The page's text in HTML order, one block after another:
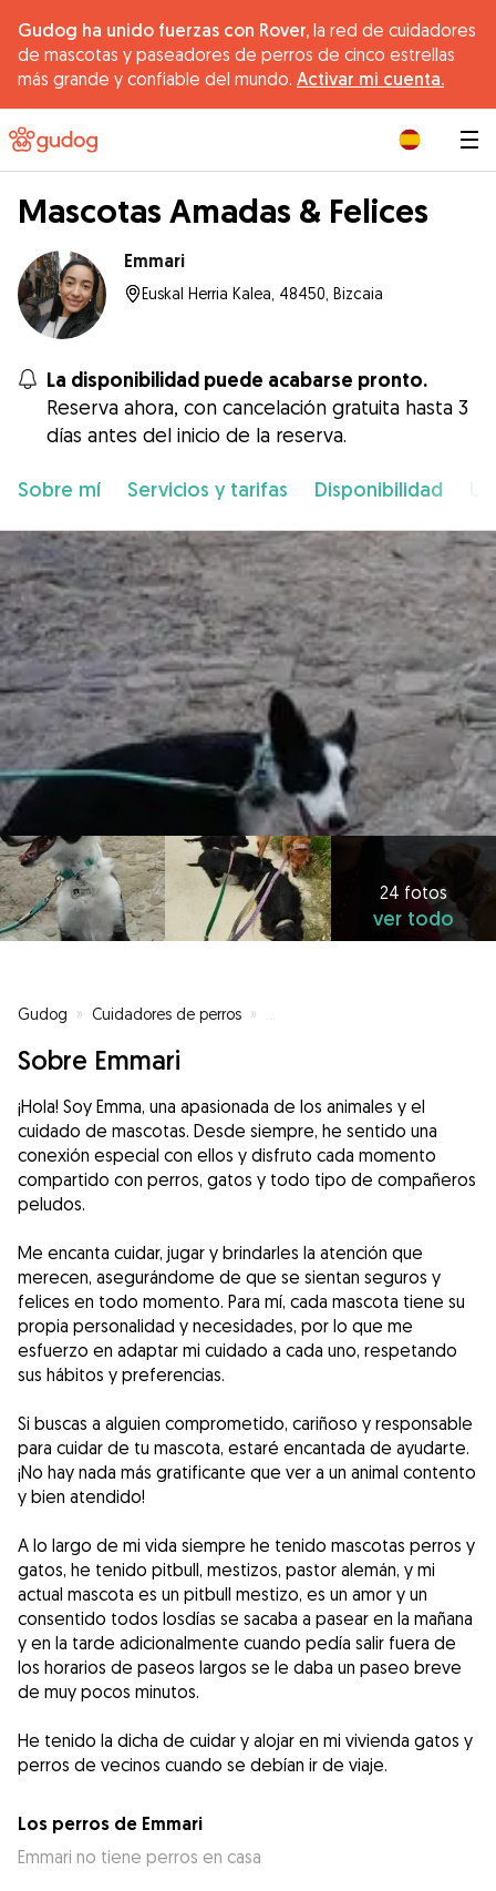
Gudog ha unido fuerzas con Rover, la red de cuidadores
de mascotas y paseadores de perros de cinco estrellas
más grande y confiable del mundo. Activar mi cuenta.
Mascotas Amadas & Felices
Emmari
Euskal Herria Kalea, 48450, Bizcaia
La disponibilidad puede acabarse pronto.
Reserva ahora, con cancelación gratuita hasta 3
días antes del inicio de la reserva.
Sobre mí Servicios y tarifas Disponibilidad
24 fotos
ver todo
Gudog » Cuidadores de perros »
Sobre Emmari
¡Hola! Soy Emma, una apasionada de los animales y el
cuidado de mascotas. Desde siempre, he sentido una
conexión especial con ellos y disfruto cada momento
compartido con perros, gatos y todo tipo de compañeros
peludos.
Me encanta cuidar, jugar y brindarles la atención que
merecen, asegurándome de que se sientan seguros y
felices en todo momento. Para mí, cada mascota tiene su
propia personalidad y necesidades, por lo que me
esfuerzo en adaptar mi cuidado a cada uno, respetando
sus hábitos y preferencias.
Si buscas a alguien comprometido, cariñoso y responsable
para cuidar de tu mascota, estaré encantada de ayudarte.
¡No hay nada más gratificante que ver a un animal contento
y bien atendido!
A lo largo de mi vida siempre he tenido mascotas perros y
gatos, he tenido pitbull, mestizos, pastor alemán, y mi
actual mascota es un pitbull mestizo, es un amor y un
consentido todos losdías se sacaba a pasear en la mañana
y en la tarde adicionalmente cuando pedía salir fuera de
los horarios de paseos largos se le daba un paseo breve
de muy pocos minutos.
He tenido la dicha de cuidar y alojar en mi vivienda gatos y
perros de vecinos cuando se debían ir de viaje.
Los perros de Emmari
Emmari no tiene perros en casa